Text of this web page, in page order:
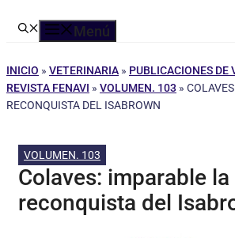
Menú
INICIO » VETERINARIA » PUBLICACIONES DE
REVISTA FENAVI » VOLUMEN. 103 »
RECONQUISTA DEL ISABROWN
VOLUMEN. 103
Colaves: imparable la
reconquista del